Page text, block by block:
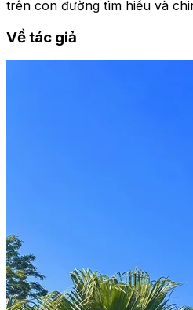
trên con đường tìm hiểu và
Về tác giả